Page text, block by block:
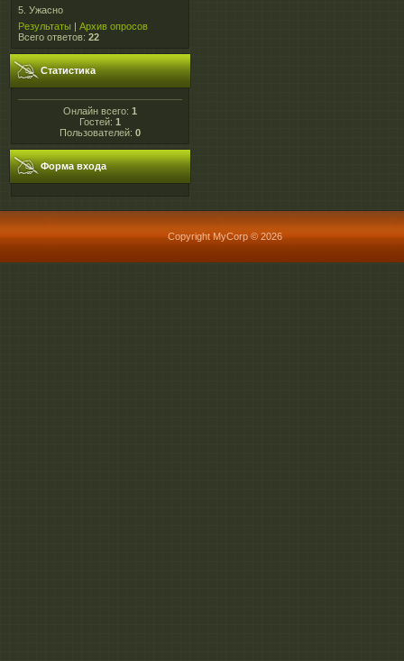
5. Ужасно
Результаты | Архив опросов
Всего ответов: 22
Статистика
Онлайн всего: 1
Гостей: 1
Пользователей: 0
Форма входа
Copyright MyCorp © 2026